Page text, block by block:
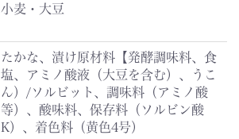
小麦・大豆
たかな、漬け原材料【発酵調味料、食
塩、アミノ酸液（大豆を含む）、うこ
ん）/ソルビット、調味料（アミノ酸
等）、酸味料、保存料（ソルビン酸
K）、着色料（黄色4号）